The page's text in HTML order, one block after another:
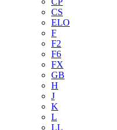
CS
ELO
F
F2
F6
FX
GB
H
J
K
L
LL